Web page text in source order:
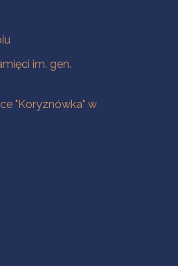
im. gen.
"Koryznówka" w